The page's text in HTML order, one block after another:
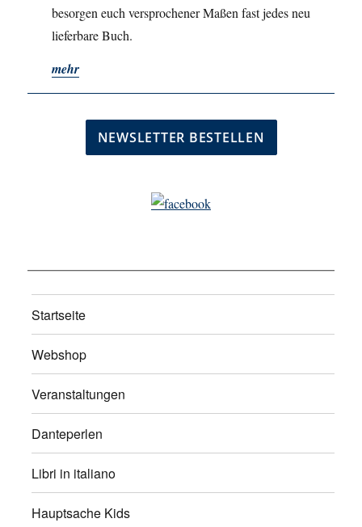
besorgen euch versprochener Maßen fast jedes neu
lieferbare Buch.
mehr
Startseite
Webshop
Veranstaltungen
Danteperlen
Libri in italiano
Hauptsache Kids